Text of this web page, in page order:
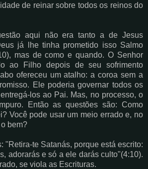
de reinar sobre todos os reinos do
aqui não era tanto a de Jesus
já lhe tinha prometido isso Salmo
mas de como e quando. O Senhor
ao Filho depois de seu sofrimento
ofereceu um atalho: a coroa sem a
Ele poderia governar todos os
los ao Pai. Mas, no processo, o
Então as questões são: Como
Você pode usar um meio errado e, no
bem?
"Retira-te Satanás, porque está escrito:
adorarás e só a ele darás culto"(4:10).
se viola as Escrituras.